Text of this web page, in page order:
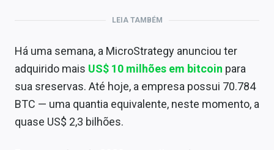
LEIA TAMBÉM
Há uma semana, a MicroStrategy anunciou ter
adquirido mais US$ 10 milhões em bitcoin para
sua sreservas. Até hoje, a empresa possui 70.784
BTC — uma quantia equivalente, neste momento, a
quase US$ 2,3 bilhões.